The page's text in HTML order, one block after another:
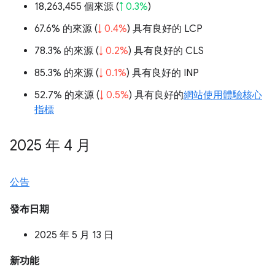
18,263,455 個來源 (↑ 0.3%)
67.6% 的來源 (↓ 0.4%) 具有良好的 LCP
78.3% 的來源 (↓ 0.2%) 具有良好的 CLS
85.3% 的來源 (↓ 0.1%) 具有良好的 INP
52.7% 的來源 (↓ 0.5%) 具有良好的網站使用體驗核心
指標
2025 年 4 月
公告
發布日期
2025 年 5 月 13 日
新功能